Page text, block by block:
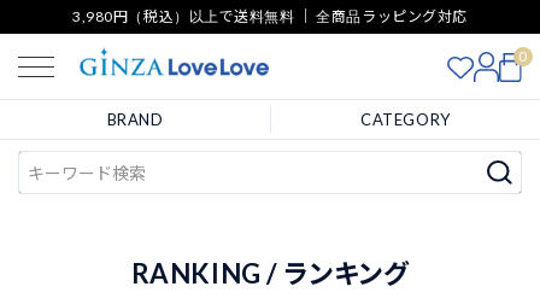
3,980円（税込）以上で送料無料 ｜ 全商品ラッピング対応
0
BRAND CATEGORY
RANKING / ランキング